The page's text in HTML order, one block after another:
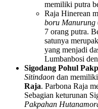
memiliki putra
Raja Hinerean
boru Manurung
7 orang putra.
satunya
yang menjadi
Lumbanbosi
Sigodang Pohul
Sitindaon dan
Raja. Parbona Raja
Sebagian keturunan
Pakpahan